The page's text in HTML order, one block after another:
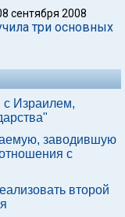
сентября 2008
три основных
с Израилем,
заводившую
с
второй